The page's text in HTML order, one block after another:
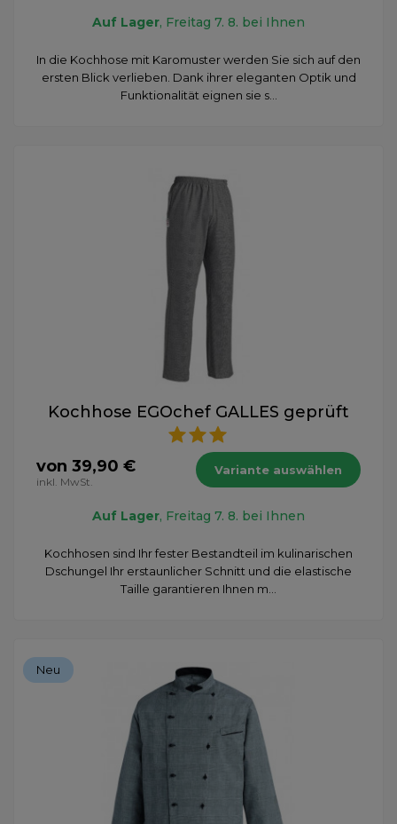
Auf Lager, Freitag 7. 8. bei Ihnen
In die Kochhose mit Karomuster werden Sie sich auf den
ersten Blick verlieben. Dank ihrer eleganten Optik und
Funktionalität eignen sie s...
Kochhose EGOchef GALLES geprüft
von 39,90 €
inkl. MwSt.
Variante auswählen
Auf Lager, Freitag 7. 8. bei Ihnen
Kochhosen sind Ihr fester Bestandteil im kulinarischen
Dschungel Ihr erstaunlicher Schnitt und die elastische
Taille garantieren Ihnen m...
Neu